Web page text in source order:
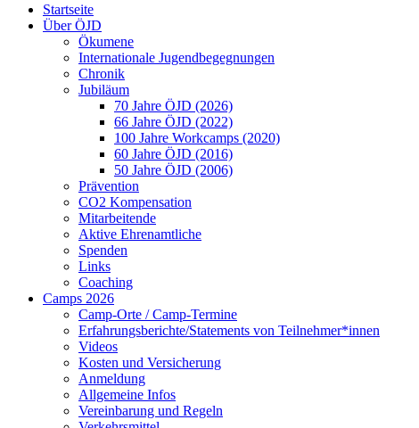
oben
scrollen
Startseite
Über ÖJD
Ökumene
Internationale Jugendbegegnungen
Chronik
Jubiläum
70 Jahre ÖJD (2026)
66 Jahre ÖJD (2022)
100 Jahre Workcamps (2020)
60 Jahre ÖJD (2016)
50 Jahre ÖJD (2006)
Prävention
CO2 Kompensation
Mitarbeitende
Aktive Ehrenamtliche
Spenden
Links
Coaching
Camps 2026
Camp-Orte / Camp-Termine
Erfahrungsberichte/Statements von Teilnehmer*innen
Videos
Kosten und Versicherung
Anmeldung
Allgemeine Infos
Vereinbarung und Regeln